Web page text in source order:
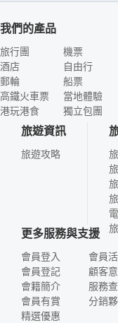
我們的產品
旅行團
酒店
郵輪
高鐵火車票
港玩港食
機票
自由行
船票
當地體驗
獨立包團
旅遊資訊
旅遊攻略
更多服務與支援
會員登入
會員登記
會籍簡介
會員有賞
精選優惠
會員
顧客
服務
分銷